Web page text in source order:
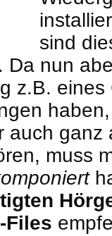
sind
Da nun
z.B. eines
auch ganz
muss
-Files